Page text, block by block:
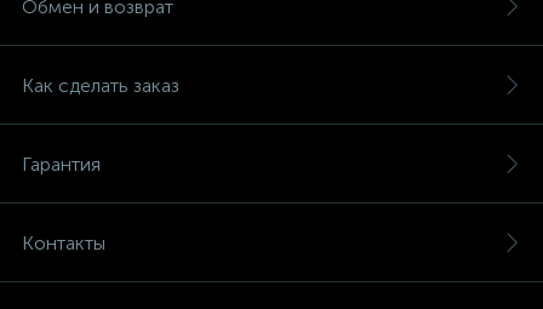
Обмен и возврат
Как сделать заказ
Гарантия
Контакты